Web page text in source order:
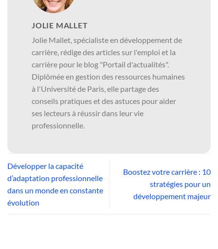
JOLIE MALLET
Jolie Mallet, spécialiste en développement de
carrière, rédige des articles sur l'emploi et la
carrière pour le blog "Portail d'actualités".
Diplômée en gestion des ressources humaines
à l'Université de Paris, elle partage des
conseils pratiques et des astuces pour aider
ses lecteurs à réussir dans leur vie
professionnelle.
Développer la capacité
d’adaptation professionnelle
dans un monde en constante
évolution
Boostez votre carrière : 10
stratégies pour un
développement majeur